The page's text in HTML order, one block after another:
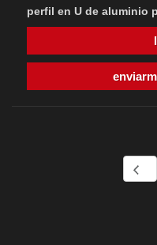
perfil en U de aluminio